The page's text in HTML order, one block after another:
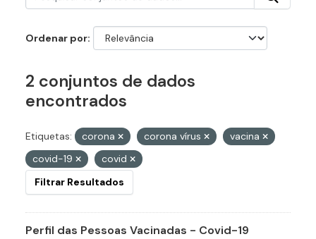
Ordenar por
2 conjuntos de dados
encontrados
Etiquetas: corona corona vírus
vacina
covid-19
covid
Filtrar Resultados
Perfil das Pessoas Vacinadas - Covid-19